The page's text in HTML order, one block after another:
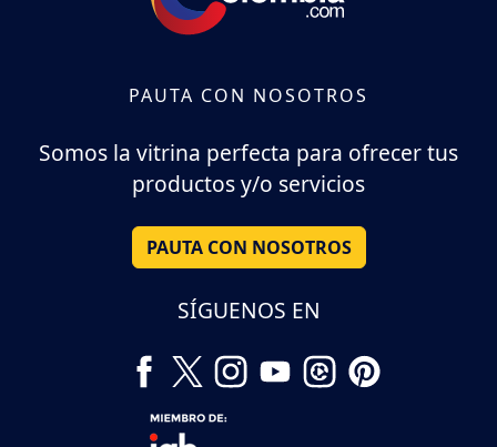
PAUTA CON NOSOTROS
Somos la vitrina perfecta para ofrecer tus
productos y/o servicios
PAUTA CON NOSOTROS
SÍGUENOS EN